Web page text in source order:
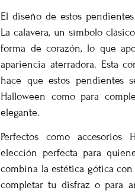
El diseño de estos
La calavera, un símbolo
forma de corazón, lo que
apariencia aterradora. Esta
hace que estos pendientes
Halloween como para
elegante.
Perfectos como accesorios
elección perfecta para
combina la estética gótica
completar tu disfraz o para